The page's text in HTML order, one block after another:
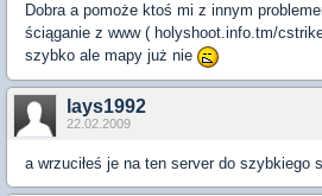
Dobra a pomoże ktoś mi z innym
ściąganie z www ( holyshoot.info.tm/
szybko ale mapy już nie
lays1992
22.02.2009
a wrzuciłeś je na ten server do szybkiego